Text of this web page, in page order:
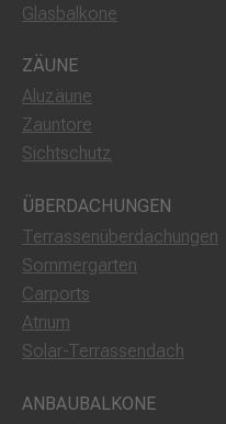
Glasbalkone
ZÄUNE
Aluzäune
Zauntore
Sichtschutz
ÜBERDACHUNGEN
Terrassenüberdachungen
Sommergarten
Carports
Atrium
Solar-Terrassendach
ANBAUBALKONE